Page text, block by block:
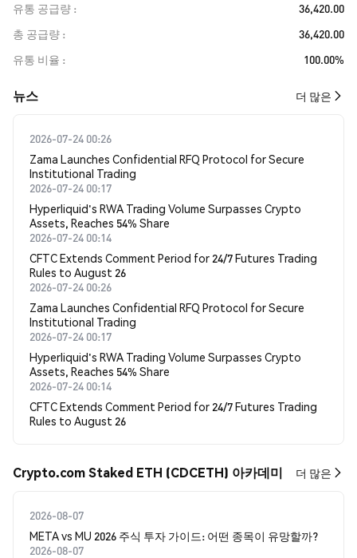
유통 공급량
36,420.00
총 공급량
36,420.00
유통 비율
100.00%
뉴스 더 많은
2026-07-24 00:26
Zama Launches Confidential RFQ Protocol for Secure
Institutional Trading
2026-07-24 00:17
Hyperliquid's RWA Trading Volume Surpasses Crypto
Assets, Reaches 54% Share
2026-07-24 00:14
CFTC Extends Comment Period for 24/7 Futures Trading
Rules to August 26
2026-07-24 00:26
Zama Launches Confidential RFQ Protocol for Secure
Institutional Trading
2026-07-24 00:17
Hyperliquid's RWA Trading Volume Surpasses Crypto
Assets, Reaches 54% Share
2026-07-24 00:14
CFTC Extends Comment Period for 24/7 Futures Trading
Rules to August 26
Crypto.com Staked ETH (CDCETH) 아카데미 더 많은
2026-08-07
META vs MU 2026 주식 투자 가이드: 어떤 종목이 유망할까?
2026-08-07